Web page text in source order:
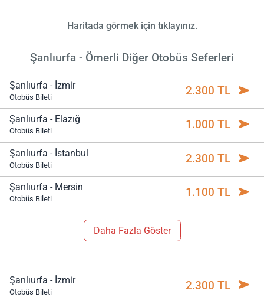
Haritada görmek için tıklayınız.
Şanlıurfa - Ömerli Diğer Otobüs Seferleri
Şanlıurfa - İzmir
Otobüs Bileti 2.300 TL
Şanlıurfa - Elazığ
Otobüs Bileti 1.000 TL
Şanlıurfa - İstanbul
Otobüs Bileti 2.300 TL
Şanlıurfa - Mersin
Otobüs Bileti 1.100 TL
Daha Fazla Göster
Şanlıurfa - İzmir
Otobüs Bileti 2.300 TL